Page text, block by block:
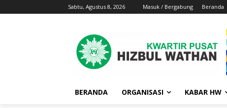
Sabtu, Agustus 8, 2026 Masuk / Bergabung Beranda
BERANDA ORGANISASI KABAR HW